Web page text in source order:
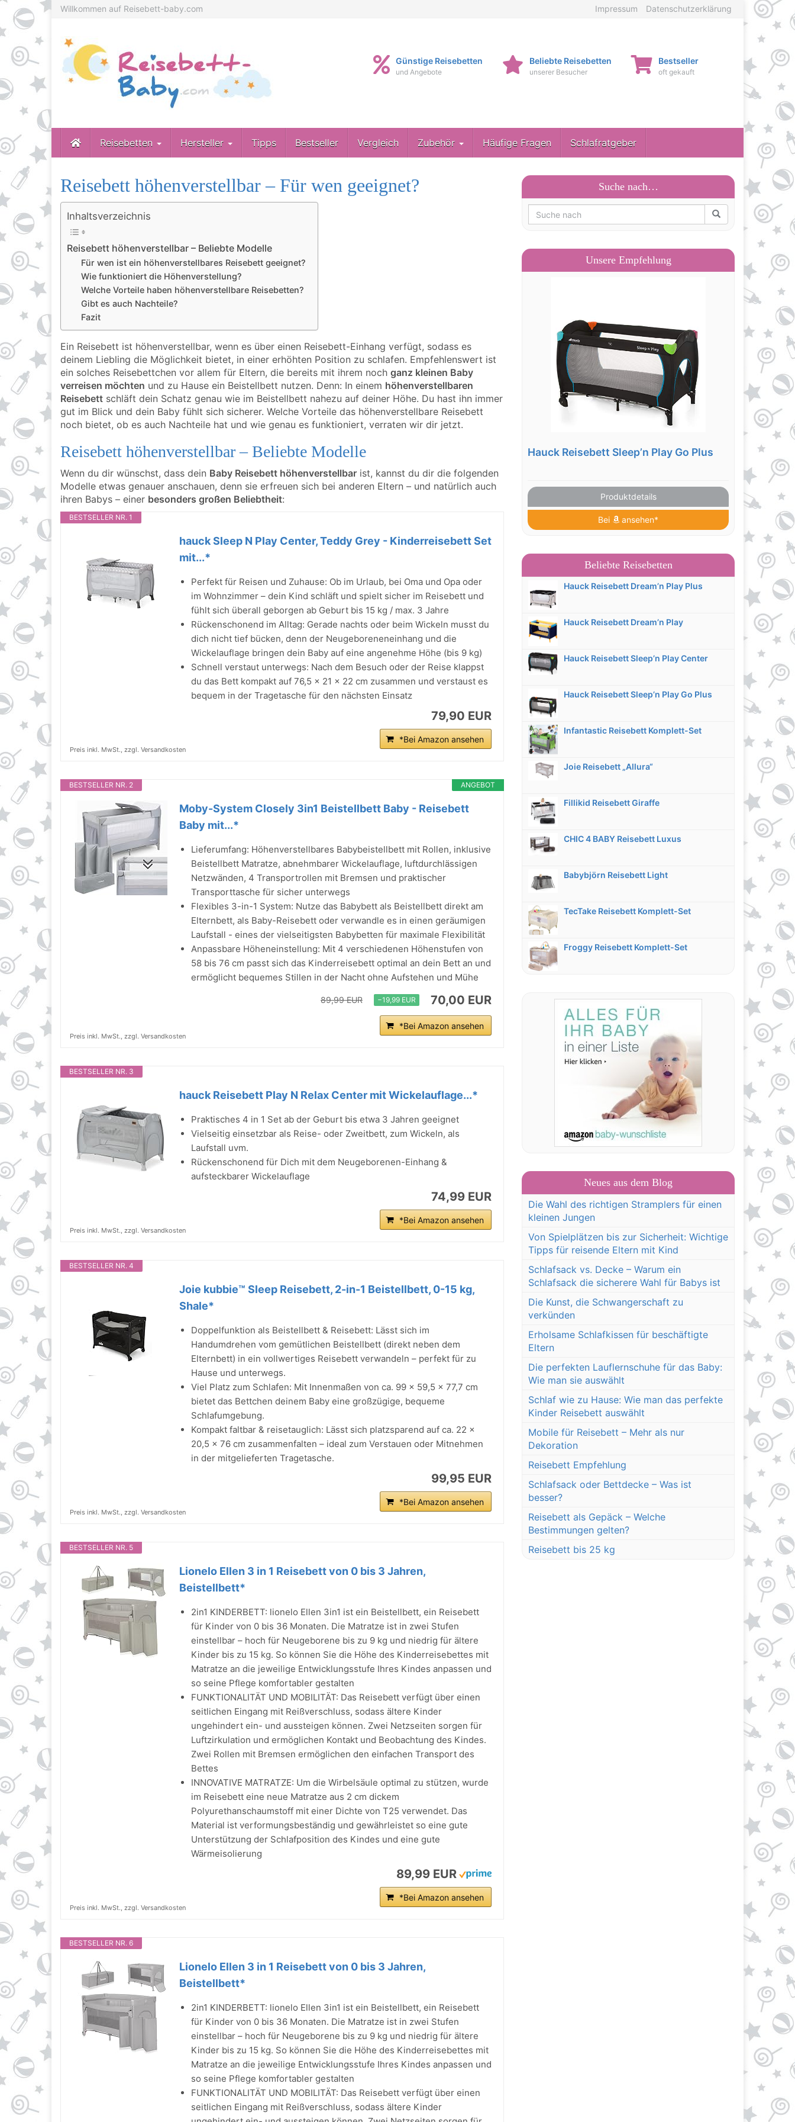
Skip
main
content
Willkommen auf Reisebett-baby.com Impressum Datenschutzerklärung
Günstige Reisebetten
und Angebote
Beliebte Reisebetten
unserer Besucher
Bestseller
oft gekauft
Reisebetten Hersteller Tipps Bestseller Vergleich Zubehör Häufige Fragen Schlafratgeber
Reisebett höhenverstellbar – Für wen geeignet?
Inhaltsverzeichnis
Reisebett höhenverstellbar – Beliebte Modelle
Für wen ist ein höhenverstellbares Reisebett geeignet?
Wie funktioniert die Höhenverstellung?
Welche Vorteile haben höhenverstellbare Reisebetten?
Gibt es auch Nachteile?
Fazit
Ein Reisebett ist höhenverstellbar, wenn es über einen Reisebett-Einhang verfügt, sodass es
deinem Liebling die Möglichkeit bietet, in einer erhöhten Position zu schlafen. Empfehlenswert ist
ein solches Reisebettchen vor allem für Eltern, die bereits mit ihrem noch ganz kleinen Baby
verreisen möchten und zu Hause ein Beistellbett nutzen. Denn: In einem höhenverstellbaren
Reisebett schläft dein Schatz genau wie im Beistellbett nahezu auf deiner Höhe. Du hast ihn immer
gut im Blick und dein Baby fühlt sich sicherer. Welche Vorteile das höhenverstellbare Reisebett
noch bietet, ob es auch Nachteile hat und wie genau es funktioniert, verraten wir dir jetzt.
Reisebett höhenverstellbar – Beliebte Modelle
Wenn du dir wünschst, dass dein Baby Reisebett höhenverstellbar ist, kannst du dir die folgenden
Modelle etwas genauer anschauen, denn sie erfreuen sich bei anderen Eltern – und natürlich auch
ihren Babys – einer besonders großen Beliebtheit:
BESTSELLER NR. 1
hauck Sleep N Play Center, Teddy Grey - Kinderreisebett Set
mit...*
Perfekt für Reisen und Zuhause: Ob im Urlaub, bei Oma und Opa oder
im Wohnzimmer – dein Kind schläft und spielt sicher im Reisebett und
fühlt sich überall geborgen ab Geburt bis 15 kg / max. 3 Jahre
Rückenschonend im Alltag: Gerade nachts oder beim Wickeln musst du
dich nicht tief bücken, denn der Neugeboreneneinhang und die
Wickelauflage bringen dein Baby auf eine angenehme Höhe (bis 9 kg)
Schnell verstaut unterwegs: Nach dem Besuch oder der Reise klappst
du das Bett kompakt auf 76,5 x 21 x 22 cm zusammen und verstaust es
bequem in der Tragetasche für den nächsten Einsatz
79,90 EUR
*Bei Amazon ansehen
Preis inkl. MwSt., zzgl. Versandkosten
ANGEBOT
BESTSELLER NR. 2
Moby-System Closely 3in1 Beistellbett Baby - Reisebett
Baby mit...*
Lieferumfang: Höhenverstellbares Babybeistellbett mit Rollen, inklusive
Beistellbett Matratze, abnehmbarer Wickelauflage, luftdurchlässigen
Netzwänden, 4 Transportrollen mit Bremsen und praktischer
Transporttasche für sicher unterwegs
Flexibles 3-in-1 System: Nutze das Babybett als Beistellbett direkt am
Elternbett, als Baby-Reisebett oder verwandle es in einen geräumigen
Laufstall - eines der vielseitigsten Babybetten für maximale Flexibilität
Anpassbare Höheneinstellung: Mit 4 verschiedenen Höhenstufen von
58 bis 76 cm passt sich das Kinderreisebett optimal an dein Bett an und
ermöglicht bequemes Stillen in der Nacht ohne Aufstehen und Mühe
89,99 EUR −19,99 EUR 70,00 EUR
*Bei Amazon ansehen
Preis inkl. MwSt., zzgl. Versandkosten
BESTSELLER NR. 3
hauck Reisebett Play N Relax Center mit Wickelauflage...*
Praktisches 4 in 1 Set ab der Geburt bis etwa 3 Jahren geeignet
Vielseitig einsetzbar als Reise- oder Zweitbett, zum Wickeln, als
Laufstall uvm.
Rückenschonend für Dich mit dem Neugeborenen-Einhang &
aufsteckbarer Wickelauflage
74,99 EUR
*Bei Amazon ansehen
Preis inkl. MwSt., zzgl. Versandkosten
BESTSELLER NR. 4
Joie kubbie™ Sleep Reisebett, 2-in-1 Beistellbett, 0-15 kg,
Shale*
Doppelfunktion als Beistellbett & Reisebett: Lässt sich im
Handumdrehen vom gemütlichen Beistellbett (direkt neben dem
Elternbett) in ein vollwertiges Reisebett verwandeln – perfekt für zu
Hause und unterwegs.
Viel Platz zum Schlafen: Mit Innenmaßen von ca. 99 × 59,5 × 77,7 cm
bietet das Bettchen deinem Baby eine großzügige, bequeme
Schlafumgebung.
Kompakt faltbar & reisetauglich: Lässt sich platzsparend auf ca. 22 ×
20,5 × 76 cm zusammenfalten – ideal zum Verstauen oder Mitnehmen
in der mitgelieferten Tragetasche.
99,95 EUR
*Bei Amazon ansehen
Preis inkl. MwSt., zzgl. Versandkosten
BESTSELLER NR. 5
Lionelo Ellen 3 in 1 Reisebett von 0 bis 3 Jahren,
Beistellbett*
2in1 KINDERBETT: lionelo Ellen 3in1 ist ein Beistellbett, ein Reisebett
für Kinder von 0 bis 36 Monaten. Die Matratze ist in zwei Stufen
einstellbar – hoch für Neugeborene bis zu 9 kg und niedrig für ältere
Kinder bis zu 15 kg. So können Sie die Höhe des Kinderreisebettes mit
Matratze an die jeweilige Entwicklungsstufe Ihres Kindes anpassen und
so seine Pflege komfortabler gestalten
FUNKTIONALITÄT UND MOBILITÄT: Das Reisebett verfügt über einen
seitlichen Eingang mit Reißverschluss, sodass ältere Kinder
ungehindert ein- und aussteigen können. Zwei Netzseiten sorgen für
Luftzirkulation und ermöglichen Kontakt und Beobachtung des Kindes.
Zwei Rollen mit Bremsen ermöglichen den einfachen Transport des
Bettes
INNOVATIVE MATRATZE: Um die Wirbelsäule optimal zu stützen, wurde
im Reisebett eine neue Matratze aus 2 cm dickem
Polyurethanschaumstoff mit einer Dichte von T25 verwendet. Das
Material ist verformungsbeständig und gewährleistet so eine gute
Unterstützung der Schlafposition des Kindes und eine gute
Wärmeisolierung
89,99 EUR
*Bei Amazon ansehen
Preis inkl. MwSt., zzgl. Versandkosten
BESTSELLER NR. 6
Lionelo Ellen 3 in 1 Reisebett von 0 bis 3 Jahren,
Beistellbett*
2in1 KINDERBETT: lionelo Ellen 3in1 ist ein Beistellbett, ein Reisebett
für Kinder von 0 bis 36 Monaten. Die Matratze ist in zwei Stufen
einstellbar – hoch für Neugeborene bis zu 9 kg und niedrig für ältere
Kinder bis zu 15 kg. So können Sie die Höhe des Kinderreisebettes mit
Matratze an die jeweilige Entwicklungsstufe Ihres Kindes anpassen und
so seine Pflege komfortabler gestalten
FUNKTIONALITÄT UND MOBILITÄT: Das Reisebett verfügt über einen
seitlichen Eingang mit Reißverschluss, sodass ältere Kinder
Suche nach…
Unsere Empfehlung
Hauck Reisebett Sleep’n Play Go Plus
Produktdetails
Bei ansehen*
Beliebte Reisebetten
Hauck Reisebett Dream’n Play Plus
Hauck Reisebett Dream’n Play
Hauck Reisebett Sleep’n Play Center
Hauck Reisebett Sleep’n Play Go Plus
Infantastic Reisebett Komplett-Set
Joie Reisebett „Allura“
Fillikid Reisebett Giraffe
CHIC 4 BABY Reisebett Luxus
Babybjörn Reisebett Light
TecTake Reisebett Komplett-Set
Froggy Reisebett Komplett-Set
Neues aus dem Blog
Die Wahl des richtigen Stramplers für einen
kleinen Jungen
Von Spielplätzen bis zur Sicherheit: Wichtige
Tipps für reisende Eltern mit Kind
Schlafsack vs. Decke – Warum ein
Schlafsack die sicherere Wahl für Babys ist
Die Kunst, die Schwangerschaft zu
verkünden
Erholsame Schlafkissen für beschäftigte
Eltern
Die perfekten Lauflernschuhe für das Baby:
Wie man sie auswählt
Schlaf wie zu Hause: Wie man das perfekte
Kinder Reisebett auswählt
Mobile für Reisebett – Mehr als nur
Dekoration
Reisebett Empfehlung
Schlafsack oder Bettdecke – Was ist
besser?
Reisebett als Gepäck – Welche
Bestimmungen gelten?
Reisebett bis 25 kg